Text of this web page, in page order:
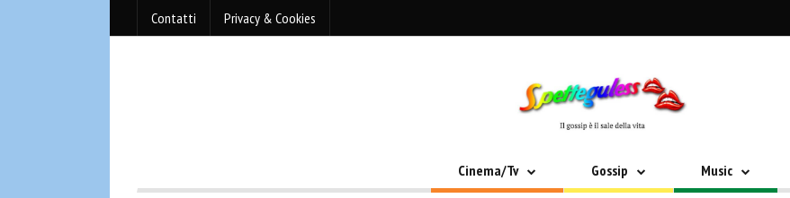
Contatti Privacy & Cookies
Cinema/Tv Gossip Music